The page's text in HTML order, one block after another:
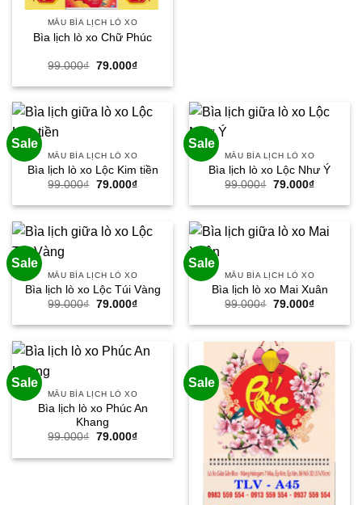
MẪU BÌA LỊCH LÒ XO
Bìa lịch lò xo Chữ Phúc
99.000₫ Giá
là:
79.000₫Giá
tại
79.000₫.
Sale
MẪU BÌA LỊCH LÒ XO
Bìa lịch lò xo Lộc Kim tiền
99.000₫ Giá
là:
79.000₫Giá
tại
79.000₫.
Sale
MẪU BÌA LỊCH LÒ XO
Bìa lịch lò xo Lộc Như Ý
99.000₫ Giá
là:
79.000₫Giá
tại
79.000₫.
Sale
MẪU BÌA LỊCH LÒ XO
Bìa lịch lò xo Lộc Túi Vàng
99.000₫ Giá
là:
79.000₫Giá
tại
79.000₫.
Sale
MẪU BÌA LỊCH LÒ XO
Bìa lịch lò xo Mai Xuân
99.000₫ Giá
là:
79.000₫Giá
tại
79.000₫.
Sale
MẪU BÌA LỊCH LÒ XO
Bìa lịch lò xo Phúc An
Khang
99.000₫ Giá
là:
79.000₫Giá
tại
Sale